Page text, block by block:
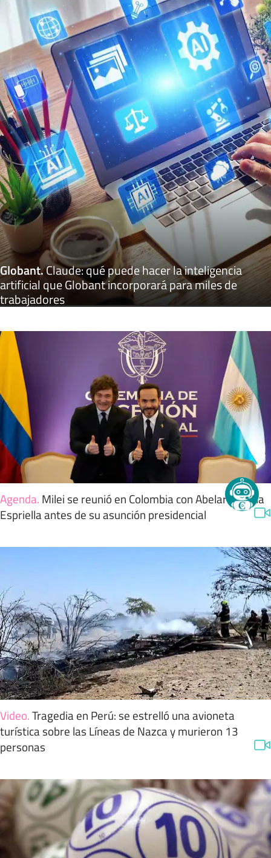
Globant.Claude: qué puede hacer la inteligencia
artificial que Globant incorporará para miles de
trabajadores
Agenda. Milei se reunió en Colombia con Abelardo de la
Espriella antes de su asunción presidencial
Video.Tragedia en Perú: se estrelló una avioneta
turística sobre las Líneas de Nazca y murieron 13
personas